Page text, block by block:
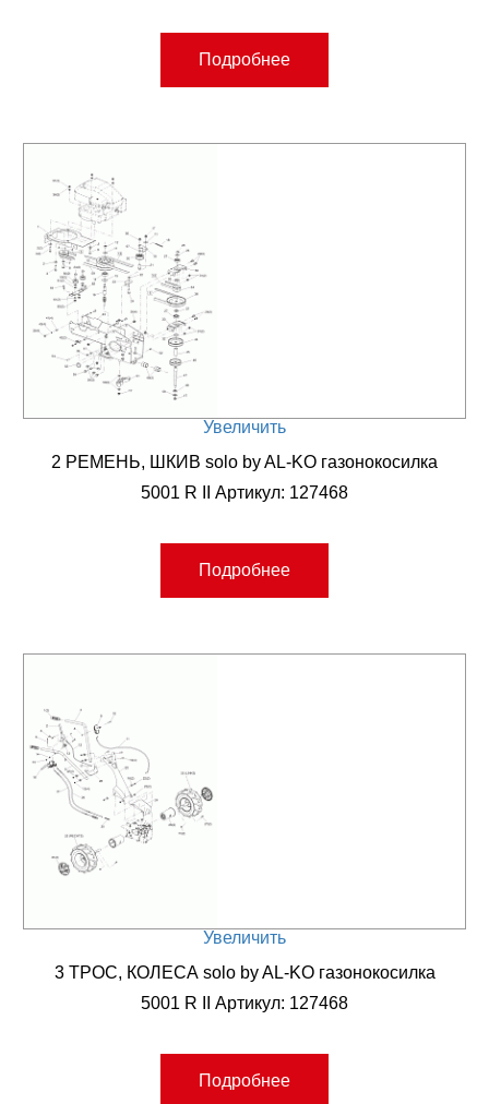
Подробнее
Увеличить
2 РЕМЕНЬ, ШКИВ solo by AL-KO газонокосилка
5001 R II Артикул: 127468
Подробнее
Увеличить
3 ТРОС, КОЛЕСА solo by AL-KO газонокосилка
5001 R II Артикул: 127468
Подробнее